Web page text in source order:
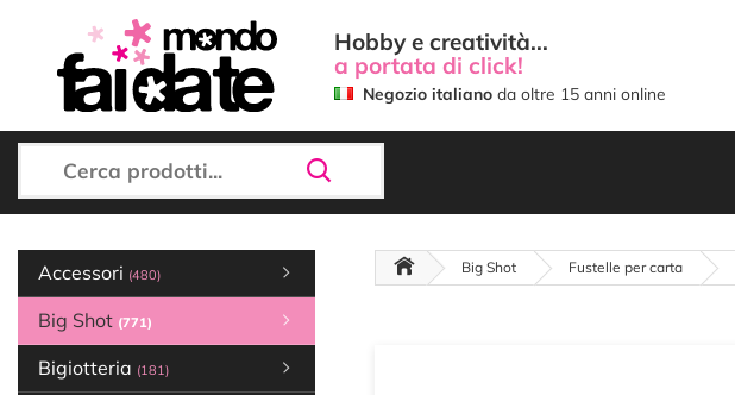
Hobby e creatività...
a portata di click!
Negozio italiano da oltre 15 anni online
Accessori (480)
Big Shot (771)
Bigiotteria (181)
Big Shot Fustelle per carta